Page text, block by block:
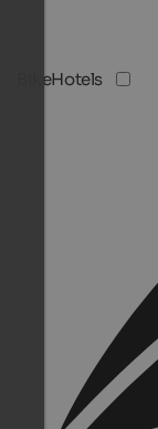
BikeHotels